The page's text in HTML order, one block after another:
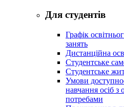
Для студентів
Графік
занять
Дистанційна
Студентське
Студентське
Умови
навчання осіб з
потребами